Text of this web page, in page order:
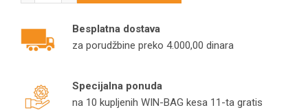
Besplatna dostava
za porudžbine preko 4.000,00 dinara
Specijalna ponuda
na 10 kupljenih WIN-BAG kesa 11-ta gratis